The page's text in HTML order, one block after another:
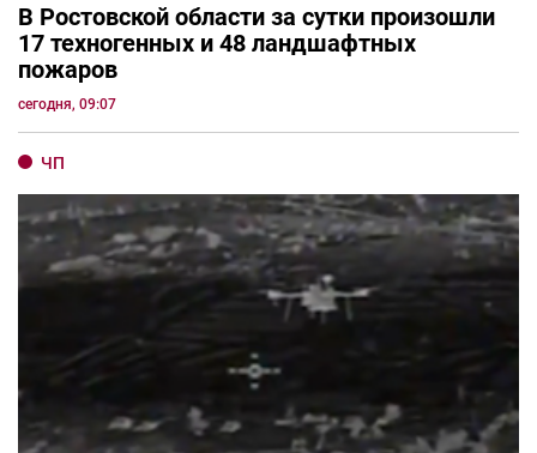
В Ростовской области за сутки произошли
17 техногенных и 48 ландшафтных
пожаров
сегодня, 09:07
ЧП